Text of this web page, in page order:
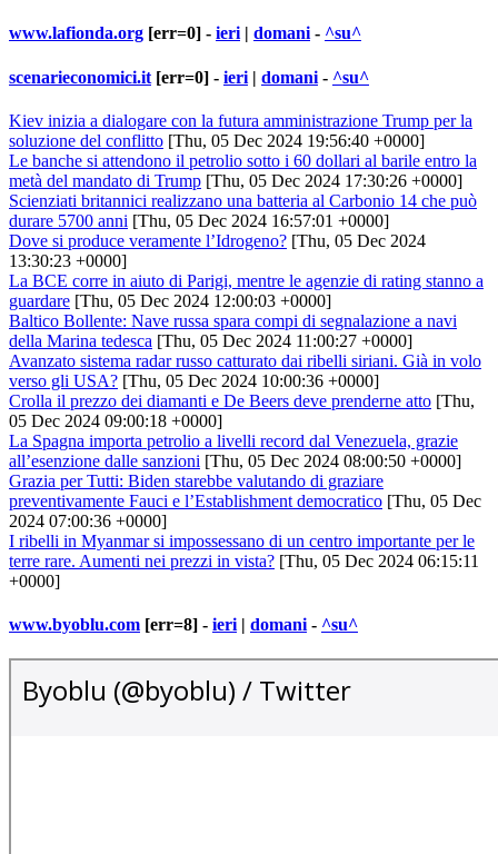
www.lafionda.org [err=0] - ieri | domani - ^su^
scenarieconomici.it [err=0] - ieri | domani - ^su^
Kiev inizia a dialogare con la futura amministrazione Trump per la
soluzione del conflitto [Thu, 05 Dec 2024 19:56:40 +0000]
Le banche si attendono il petrolio sotto i 60 dollari al barile entro la
metà del mandato di Trump [Thu, 05 Dec 2024 17:30:26 +0000]
Scienziati britannici realizzano una batteria al Carbonio 14 che può
durare 5700 anni [Thu, 05 Dec 2024 16:57:01 +0000]
Dove si produce veramente l’Idrogeno? [Thu, 05 Dec 2024
13:30:23 +0000]
La BCE corre in aiuto di Parigi, mentre le agenzie di rating stanno a
guardare [Thu, 05 Dec 2024 12:00:03 +0000]
Baltico Bollente: Nave russa spara compi di segnalazione a navi
della Marina tedesca [Thu, 05 Dec 2024 11:00:27 +0000]
Avanzato sistema radar russo catturato dai ribelli siriani. Già in volo
verso gli USA? [Thu, 05 Dec 2024 10:00:36 +0000]
Crolla il prezzo dei diamanti e De Beers deve prenderne atto [Thu,
05 Dec 2024 09:00:18 +0000]
La Spagna importa petrolio a livelli record dal Venezuela, grazie
all’esenzione dalle sanzioni [Thu, 05 Dec 2024 08:00:50 +0000]
Grazia per Tutti: Biden starebbe valutando di graziare
preventivamente Fauci e l’Establishment democratico [Thu, 05 Dec
2024 07:00:36 +0000]
I ribelli in Myanmar si impossessano di un centro importante per le
terre rare. Aumenti nei prezzi in vista? [Thu, 05 Dec 2024 06:15:11
+0000]
www.byoblu.com [err=8] - ieri | domani - ^su^